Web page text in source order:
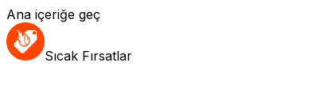
Ana içeriğe geç
Sıcak Fırsatlar